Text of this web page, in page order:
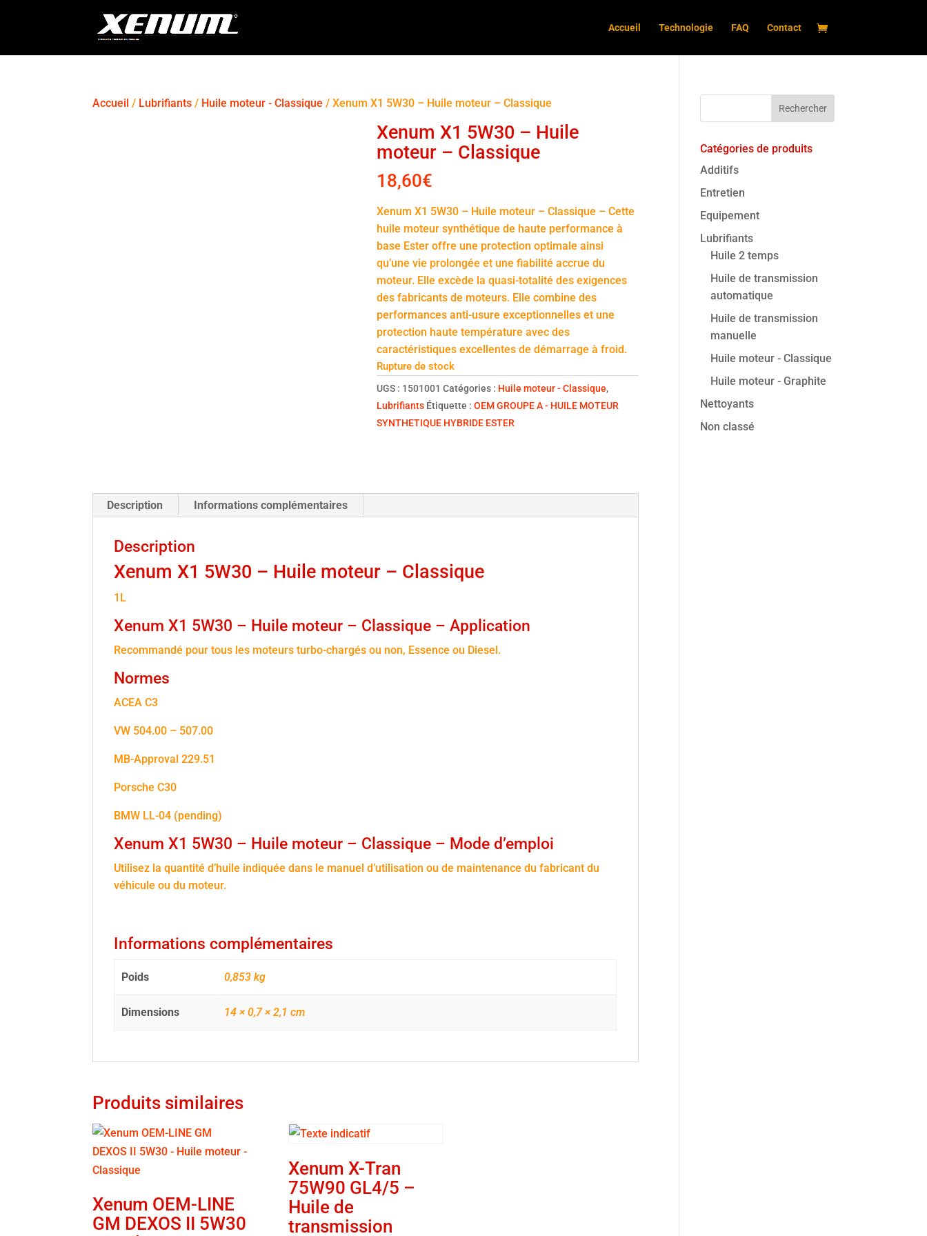
Accueil Technologie FAQ Contact
Accueil / Lubrifiants / Huile moteur - Classique / Xenum X1 5W30 – Huile moteur – Classique
Xenum X1 5W30 – Huile
moteur – Classique
18,60€
Xenum X1 5W30 – Huile moteur – Classique – Cette
huile moteur synthétique de haute performance à
base Ester offre une protection optimale ainsi
qu’une vie prolongée et une fiabilité accrue du
moteur. Elle excède la quasi-totalité des exigences
des fabricants de moteurs. Elle combine des
performances anti-usure exceptionnelles et une
protection haute température avec des
caractéristiques excellentes de démarrage à froid.
Rupture de stock
UGS : 1501001 Catégories : Huile moteur - Classique,
Lubrifiants Étiquette :OEM GROUPE A - HUILE MOTEUR
SYNTHETIQUE HYBRIDE ESTER
Description Informations complémentaires
Description
Xenum X1 5W30 – Huile moteur – Classique
1L
Xenum X1 5W30 – Huile moteur – Classique – Application
Recommandé pour tous les moteurs turbo-chargés ou non, Essence ou Diesel.
Normes
ACEA C3
VW 504.00 – 507.00
MB-Approval 229.51
Porsche C30
BMW LL-04 (pending)
Xenum X1 5W30 – Huile moteur – Classique – Mode d’emploi
Utilisez la quantité d’huile indiquée dans le manuel d’utilisation ou de maintenance du fabricant du
véhicule ou du moteur.
Informations complémentaires
Poids 0,853 kg
Dimensions 14 × 0,7 × 2,1 cm
Produits similaires
Xenum OEM-LINE
GM DEXOS II 5W30
Xenum X-Tran
75W90 GL4/5 –
Huile de
transmission
Catégories de produits
Additifs
Entretien
Equipement
Lubrifiants
Huile 2 temps
Huile de transmission
automatique
Huile de transmission
manuelle
Huile moteur - Classique
Huile moteur - Graphite
Nettoyants
Non classé